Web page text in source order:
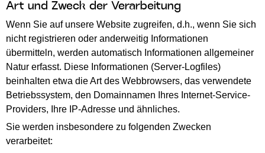
Art und Zweck der Verarbeitung
Wenn Sie auf unsere Website zugreifen, d.h., wenn Sie sich
nicht registrieren oder anderweitig Informationen
übermitteln, werden automatisch Informationen allgemeiner
Natur erfasst. Diese Informationen (Server-Logfiles)
beinhalten etwa die Art des Webbrowsers, das verwendete
Betriebssystem, den Domainnamen Ihres Internet-Service-
Providers, Ihre IP-Adresse und ähnliches.
Sie werden insbesondere zu folgenden Zwecken
verarbeitet: